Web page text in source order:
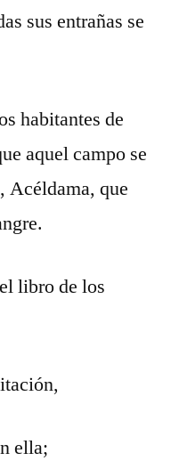
sus entrañas se
habitantes de
aquel campo se
Acéldama, que
libro de los
ella;